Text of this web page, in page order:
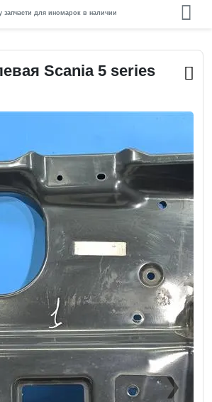
запчасти для иномарок в наличии
Scania 5 series
❯Next